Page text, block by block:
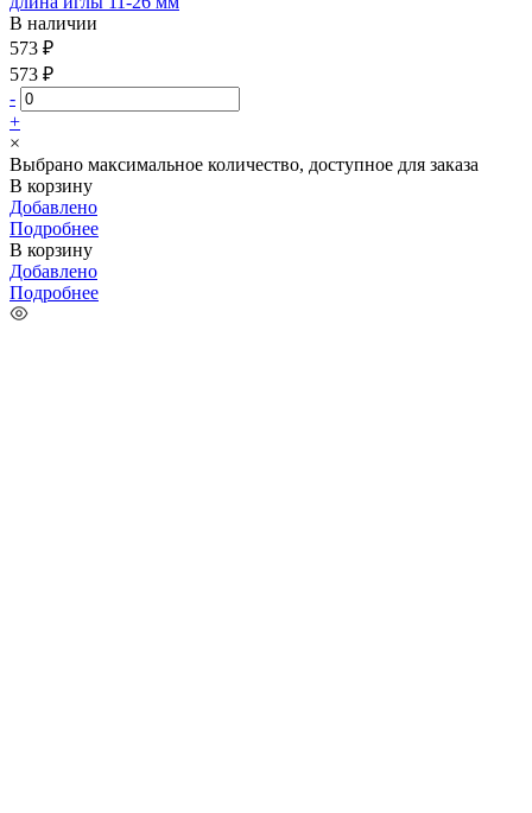
В наличии
573 ₽
573 ₽
-
+
×
Выбрано максимальное количество, доступное для заказа
В корзину
Добавлено
Подробнее
В корзину
Добавлено
Подробнее